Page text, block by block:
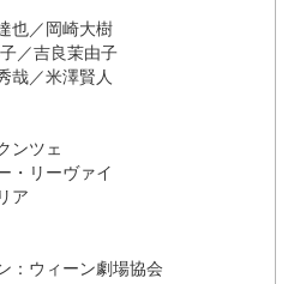
也／岡崎⼤樹
／吉良茉由⼦
哉／⽶澤賢⼈
ンツェ
・リーヴァイ
ア
：ウィーン劇場協会